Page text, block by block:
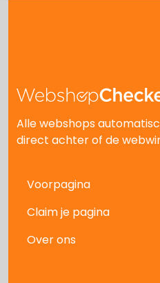
Alle webshops
direct achter of de
Voorpagina
Claim je pagina
Over ons